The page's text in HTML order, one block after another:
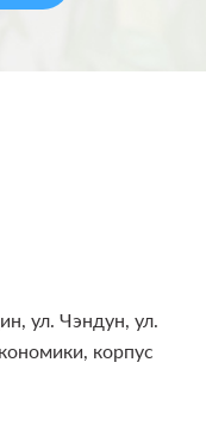
ул. Чэндун, ул.
корпус